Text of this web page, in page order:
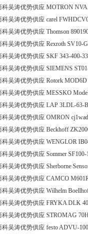
科吴涛优势供应 MOTRON
科吴涛优势供应 carel
科吴涛优势供应 Thomson
科吴涛优势供应 Rexroth SV10-
科吴涛优势供应 SKF 343-400-
科吴涛优势供应 SIEMENS
科吴涛优势供应 Rotork
科吴涛优势供应 MESSKO
科吴涛优势供应 LAP 3LDL-63-
科吴涛优势供应 OMRON
科吴涛优势供应 Beckhoff
科吴涛优势供应 WENGLOR
科吴涛优势供应 Sommer
科吴涛优势供应 Sherborne
科吴涛优势供应 CAMCO
科吴涛优势供应 Wilhelm
科吴涛优势供应 FRYKA DLK
科吴涛优势供应 STROMAG
科吴涛优势供应 festo ADVU-